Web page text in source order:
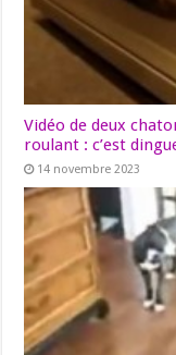
Vidéo de deux
roulant : c’est
14 novembre 2023